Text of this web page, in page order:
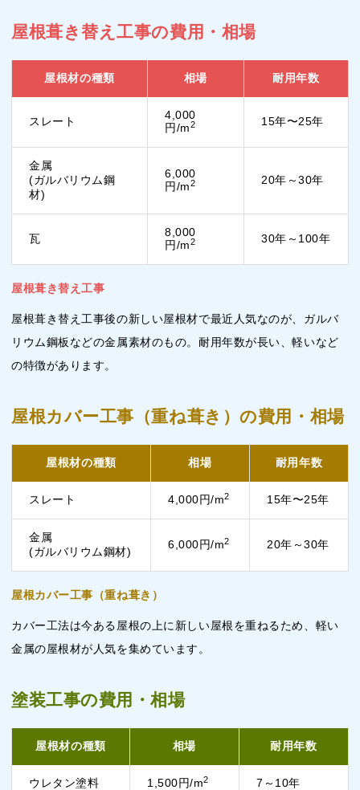
屋根葺き替え工事の費用・相場
屋根材の種類 相場 耐用年数
スレート
4,000
円/m2 15年〜25年
金属
(ガルバリウム鋼
材)
6,000
円/m2 20年～30年
瓦
8,000
円/m2 30年～100年
屋根葺き替え工事
屋根葺き替え工事後の新しい屋根材で最近人気なのが、ガルバ
リウム鋼板などの金属素材のもの。耐用年数が長い、軽いなど
の特徴があります。
屋根カバー工事（重ね葺き）の費用・相場
屋根材の種類 相場 耐用年数
スレート 4,000円/m2 15年〜25年
金属
(ガルバリウム鋼材)
6,000円/m2 20年～30年
屋根カバー工事（重ね葺き）
カバー工法は今ある屋根の上に新しい屋根を重ねるため、軽い
金属の屋根材が人気を集めています。
塗装工事の費用・相場
屋根材の種類 相場 耐用年数
ウレタン塗料 1,500円/m2 7～10年